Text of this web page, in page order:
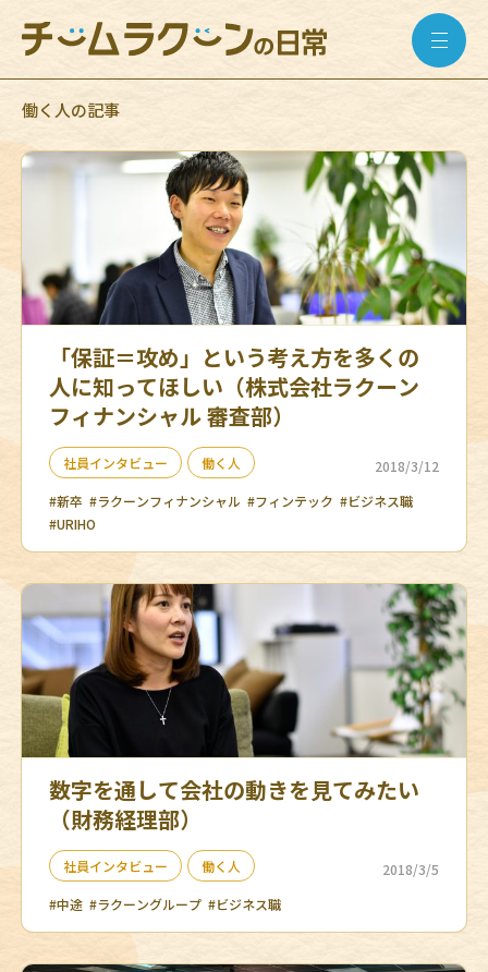
働く人の記事
「保証＝攻め」という考え方を多くの
人に知ってほしい（株式会社ラクーン
フィナンシャル 審査部）
社員インタビュー 働く人
2018/3/12
#新卒 #ラクーンフィナンシャル #フィンテック #ビジネス職
#URIHO
数字を通して会社の動きを見てみたい
（財務経理部）
社員インタビュー 働く人
2018/3/5
#中途 #ラクーングループ #ビジネス職